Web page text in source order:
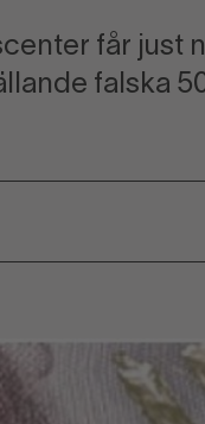
får just
falska